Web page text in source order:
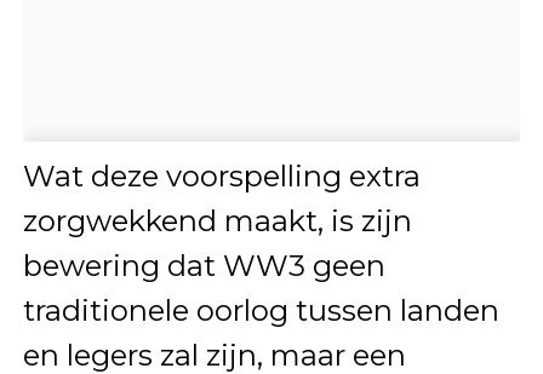
Wat deze voorspelling extra
zorgwekkend maakt, is zijn
bewering dat WW3 geen
traditionele oorlog tussen landen
en legers zal zijn, maar een